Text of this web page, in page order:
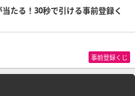
たる！30秒で引ける事前登録く
事前登録くじ